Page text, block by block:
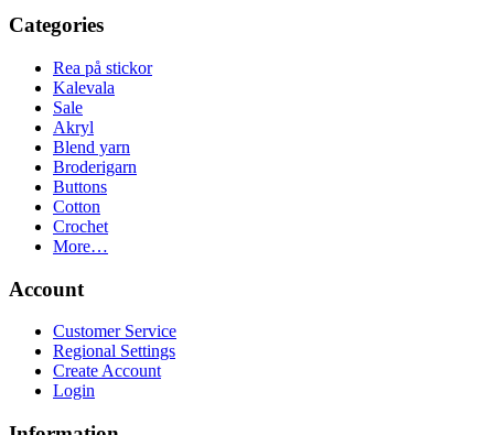
Categories
Rea på stickor
Kalevala
Sale
Akryl
Blend yarn
Broderigarn
Buttons
Cotton
Crochet
More…
Account
Customer Service
Regional Settings
Create Account
Login